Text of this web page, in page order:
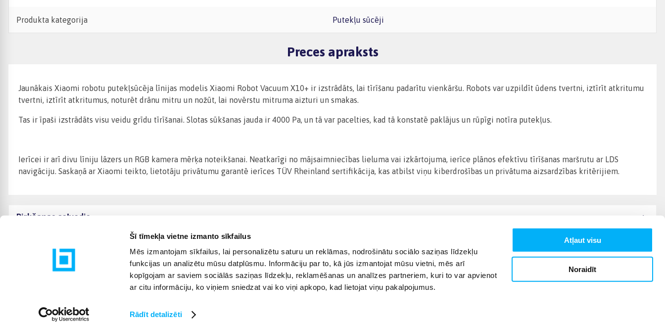
Šī tīmekļa vietne izmanto sīkfailus
Mēs izmantojam sīkfailus, lai personalizētu saturu un reklāmas, nodrošinātu sociālo saziņas līdzekļu
funkcijas un analizētu mūsu datplūsmu. Informāciju par to, kā jūs izmantojat mūsu vietni, mēs arī
kopīgojam ar saviem sociālās saziņas līdzekļu, reklamēšanas un analīzes partneriem, kuri to var apvienot
ar citu informāciju, ko viņiem sniedzat vai ko viņi apkopo, kad lietojat viņu pakalpojumus.
Rādīt detalizēti
Atļaut visu
Noraidīt
Produkta kategorija Putekļu sūcēji
Preces apraksts
Jaunākais Xiaomi robotu putekļsūcēja līnijas modelis Xiaomi Robot Vacuum X10+ ir izstrādāts, lai tīrīšanu padarītu vienkāršu. Robots var uzpildīt ūdens tvertni, iztīrīt atkritumu
tvertni, iztīrīt atkritumus, noturēt drānu mitru un nožūt, lai novērstu mitruma aizturi un smakas.
Tas ir īpaši izstrādāts visu veidu grīdu tīrīšanai. Slotas sūkšanas jauda ir 4000 Pa, un tā var pacelties, kad tā konstatē paklājus un rūpīgi notīra putekļus.
Ierīcei ir arī divu līniju lāzers un RGB kamera mērķa noteikšanai. Neatkarīgi no mājsaimniecības lieluma vai izkārtojuma, ierīce plānos efektīvu tīrīšanas maršrutu ar LDS
navigāciju. Saskaņā ar Xiaomi teikto, lietotāju privātumu garantē ierīces TÜV Rheinland sertifikācija, kas atbilst viņu kiberdrošības un privātuma aizsardzības kritērijiem.
Pirkšanas ceļvedis